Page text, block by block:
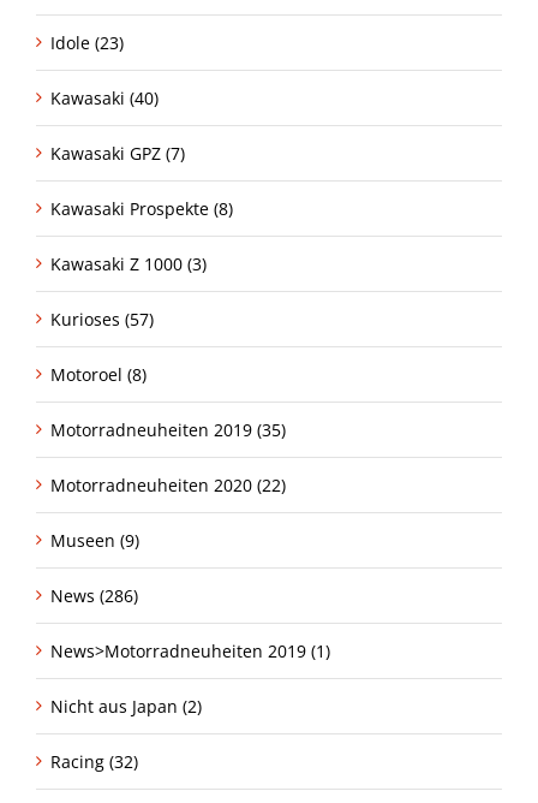
Idole (23)
Kawasaki (40)
Kawasaki GPZ (7)
Kawasaki Prospekte (8)
Kawasaki Z 1000 (3)
Kurioses (57)
Motoroel (8)
Motorradneuheiten 2019 (35)
Motorradneuheiten 2020 (22)
Museen (9)
News (286)
News>Motorradneuheiten 2019 (1)
Nicht aus Japan (2)
Racing (32)